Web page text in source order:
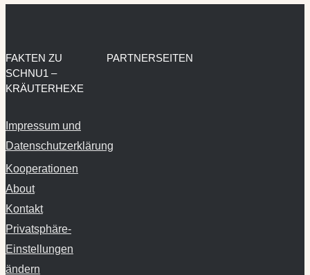
SCHNU1 –
KRÄUTERHEXE
Datenschutzerklärung
Kooperationen
About
Kontakt
Privatsphäre-
Einstellungen
ändern
Historie der